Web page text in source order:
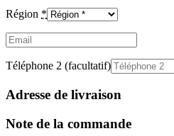
Région *
Email
Téléphone 2 (facultatif)
Adresse de livraison
Note de la commande